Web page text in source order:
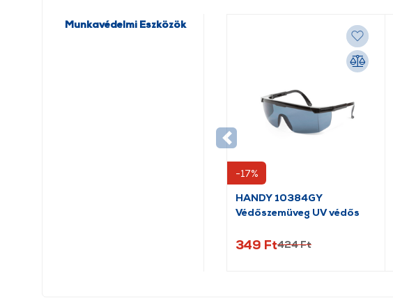
Munkavédelmi Eszközök
-17%
HANDY 10384GY
Védőszemüveg UV védős
349 Ft424 Ft